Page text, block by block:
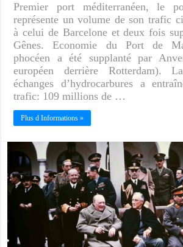
Premier port méditerranéen, le
représente un volume de son trafic
à celui de Barcelone et deux fois
Gênes. Economie du Port de
phocéen a été supplanté par
européen derrière Rotterdam).
échanges d’hydrocarbures a
trafic: 109 millions de …
Plus d Informations »